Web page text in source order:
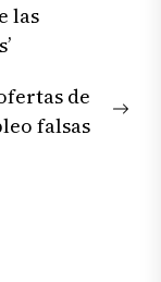
las
de
falsas